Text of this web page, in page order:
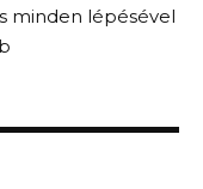
minden lépésével